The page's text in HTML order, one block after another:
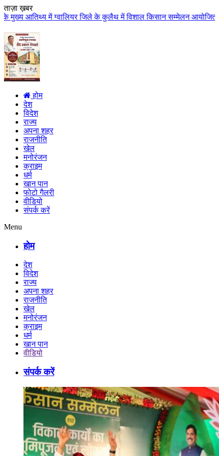
ताज़ा ख़बर
जिले के कुलैथ में विशाल किसान सम्मेलन आयोजित लगभग 87.21 करोड़
होम
देश
विदेश
राज्य
अपना शहर
राजनीति
खेल
मनोरंजन
क्राइम
धर्म
खान पान
फोटो गैलरी
वीडियो
संपर्क करें
Menu
होम
देश
विदेश
राज्य
अपना शहर
राजनीति
खेल
मनोरंजन
क्राइम
धर्म
खान पान
वीडियो
संपर्क करें